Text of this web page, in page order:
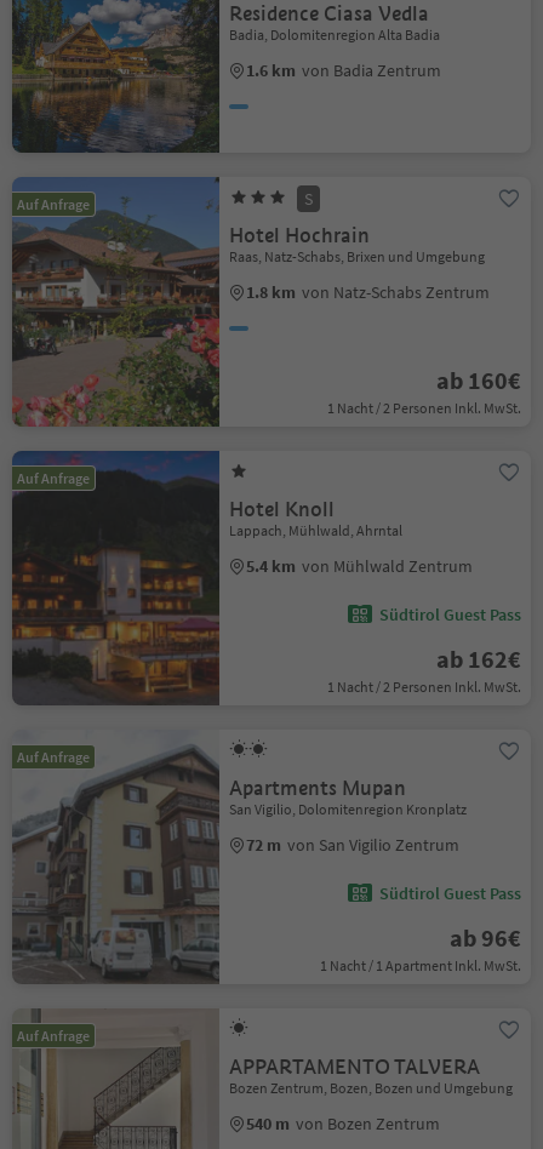
Residence Ciasa Vedla
Badia, Dolomitenregion Alta Badia
1.6 km von Badia Zentrum
Auf Anfrage S
Hotel Hochrain
Raas, Natz-Schabs, Brixen und Umgebung
1.8 km von Natz-Schabs Zentrum
ab 160€
1 Nacht / 2 Personen Inkl. MwSt.
Auf Anfrage
Hotel Knoll
Lappach, Mühlwald, Ahrntal
5.4 km von Mühlwald Zentrum
Südtirol Guest Pass
ab 162€
1 Nacht / 2 Personen Inkl. MwSt.
Auf Anfrage
Apartments Mupan
San Vigilio, Dolomitenregion Kronplatz
72 m von San Vigilio Zentrum
Südtirol Guest Pass
ab 96€
1 Nacht / 1 Apartment Inkl. MwSt.
Auf Anfrage
APPARTAMENTO TALVERA
Bozen Zentrum, Bozen, Bozen und Umgebung
540 m von Bozen Zentrum